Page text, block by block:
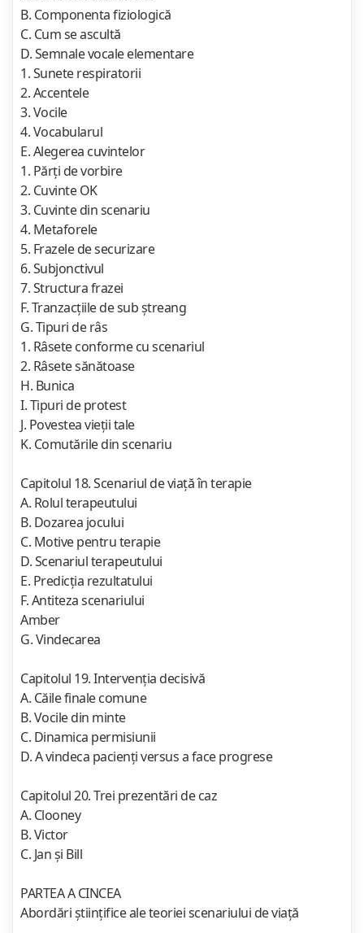
B. Componenta fiziologică
C. Cum se ascultă
D. Semnale vocale elementare
1. Sunete respiratorii
2. Accentele
3. Vocile
4. Vocabularul
E. Alegerea cuvintelor
1. Părţi de vorbire
2. Cuvinte OK
3. Cuvinte din scenariu
4. Metaforele
5. Frazele de securizare
6. Subjonctivul
7. Structura frazei
F. Tranzacţiile de sub ştreang
G. Tipuri de râs
1. Râsete conforme cu scenariul
2. Râsete sănătoase
H. Bunica
I. Tipuri de protest
J. Povestea vieţii tale
K. Comutările din scenariu
Capitolul 18. Scenariul de viaţă în terapie
A. Rolul terapeutului
B. Dozarea jocului
C. Motive pentru terapie
D. Scenariul terapeutului
E. Predicţia rezultatului
F. Antiteza scenariului
Amber
G. Vindecarea
Capitolul 19. Intervenţia decisivă
A. Căile finale comune
B. Vocile din minte
C. Dinamica permisiunii
D. A vindeca pacienţi versus a face progrese
Capitolul 20. Trei prezentări de caz
A. Clooney
B. Victor
C. Jan şi Bill
PARTEA A CINCEA
Abordări ştiinţifice ale teoriei scenariului de viaţă